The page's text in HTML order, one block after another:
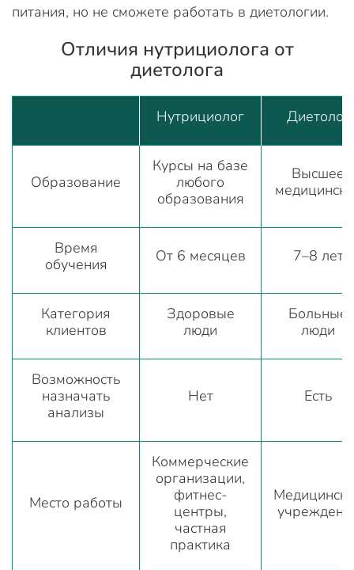
питания, но не сможете работать в диетологии.
Отличия нутрициолога от
диетолога
Нутрициолог Диетолог
Образование
Курсы на базе
любого
образования
Высшее
Время
обучения
От 6 месяцев 7–8 лет
Категория
клиентов
Здоровые
люди
Больные
люди
Возможность
назначать
анализы
Нет Есть
Место работы
Коммерческие
организации,
фитнес-
центры,
частная
практика